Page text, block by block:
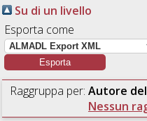
Su di un livello
Esporta come
Raggruppa per: Autore
Nessun